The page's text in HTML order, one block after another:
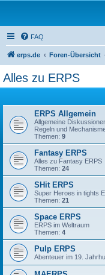
FAQ
erps.de Foren-Übersicht
Alles zu ERPS
ERPS Allgemein
Allgemeine
Regeln und
Themen: 9
Fantasy ERPS
Alles zu Fantasy ERPS
Themen: 24
SHit ERPS
Super Heroes in tights
Themen: 21
Space ERPS
ERPS im Weltraum
Themen: 4
Pulp ERPS
Abenteuer im 19.